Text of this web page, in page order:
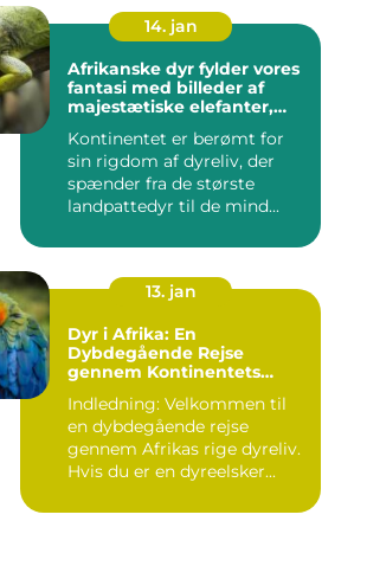
14. jan
Afrikanske dyr fylder vores
fantasi med billeder af
majestætiske elefanter,
giraffer
Kontinentet er berømt for
sin rigdom af dyreliv, der
spænder fra de største
landpattedyr til de mind...
13. jan
Dyr i Afrika: En
Dybdegående Rejse
gennem Kontinentets
Indledning: Velkommen til
en dybdegående rejse
gennem Afrikas rige dyreliv.
Hvis du er en dyreelsker...